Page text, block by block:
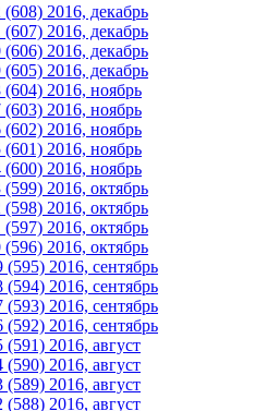
2016, декабрь
2016, декабрь
2016, декабрь
2016, декабрь
2016, ноябрь
2016, ноябрь
2016, ноябрь
2016, ноябрь
2016, ноябрь
2016, октябрь
2016, октябрь
2016, октябрь
2016, октябрь
2016, сентябрь
2016, сентябрь
2016, сентябрь
2016, сентябрь
2016, август
2016, август
2016, август
2016, август